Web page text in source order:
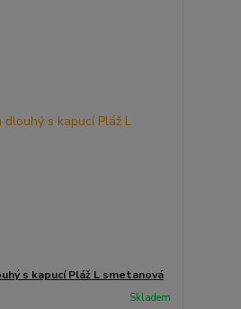
s kapucí Pláž L smetanová
Skladem